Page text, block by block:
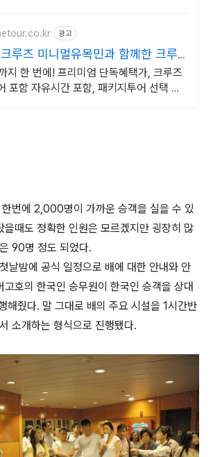
광고
루즈 미니멀유목민과 함께한 크루
지 한 번에! 프리미엄 단독혜택가, 크루즈
포함 자유시간 포함, 패키지투어 선택 가
번에 2,000명이 가까운 승객을 실을 수 있
을때도 정확한 인원은 모르겠지만 굉장히 많
90명 정도 되었다.
날밤에 공식 일정으로 배에 대한 안내와 안
고호의 한국인 승무원이 한국인 승객을 상대
줬다. 말 그대로 배의 주요 시설을 1시간반
소개하는 형식으로 진행됐다.